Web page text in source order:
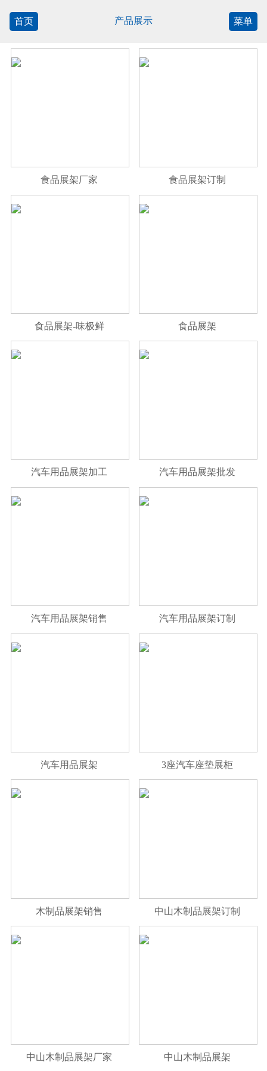
首页 产品展示 菜单
食品展架厂家 食品展架订制
食品展架-味极鲜 食品展架
汽车用品展架加工 汽车用品展架批发
汽车用品展架销售 汽车用品展架订制
汽车用品展架 3座汽车座垫展柜
木制品展架销售 中山木制品展架订制
中山木制品展架厂家 中山木制品展架